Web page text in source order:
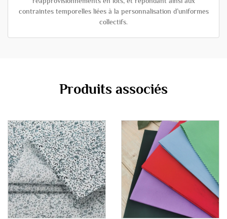
contraintes temporelles liées à la personnalisation d’uniformes
collectifs.
Produits associés